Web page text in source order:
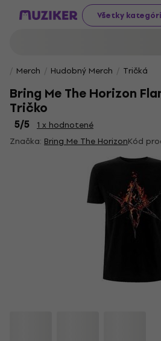
Všetky
Merch Hudobný Merch Tričká
Bring Me The Horizon
Tričko
5/5
1 x hodnotené
Značka: Bring Me The HorizonKód